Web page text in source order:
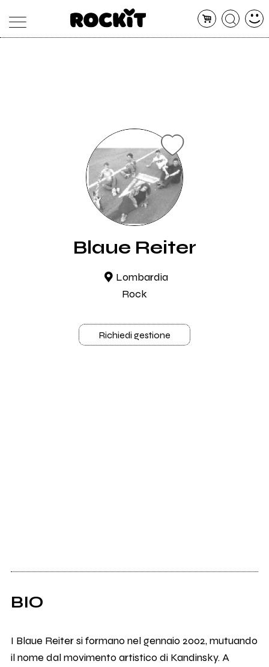
Blaue Reiter
Lombardia
Rock
Richiedi gestione
BIO
I Blaue Reiter si formano nel gennaio 2002, mutuando
il nome dal movimento artistico di Kandinsky. A